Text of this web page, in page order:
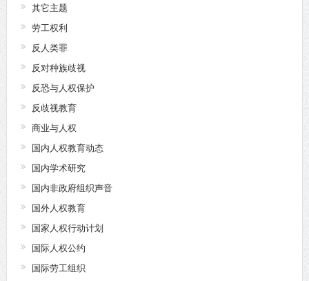
其它主题
劳工权利
反人类罪
反对种族歧视
反恐与人权保护
反歧视教育
商业与人权
国内人权教育动态
国内学术研究
国内非政府组织声音
国外人权教育
国家人权行动计划
国际人权公约
国际劳工组织